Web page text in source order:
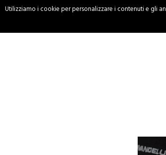
Utilizziamo i cookie per personalizzare i contenuti e gli